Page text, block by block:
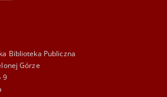
Biblioteka Publiczna
Górze
9